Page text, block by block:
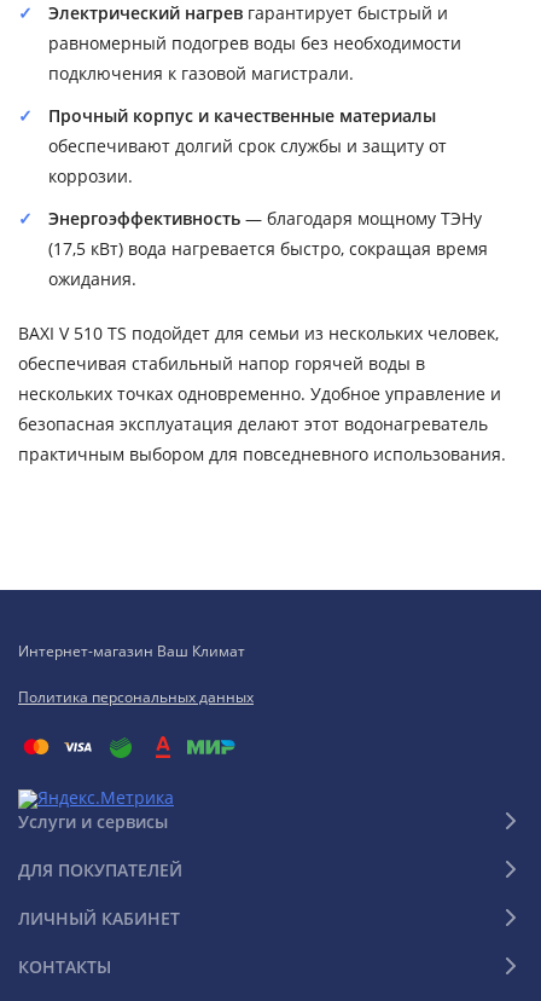
Электрический нагрев гарантирует быстрый и
равномерный подогрев воды без необходимости
подключения к газовой магистрали.
Прочный корпус и качественные материалы
обеспечивают долгий срок службы и защиту от
коррозии.
Энергоэффективность — благодаря мощному ТЭНу
(17,5 кВт) вода нагревается быстро, сокращая время
ожидания.
BAXI V 510 TS подойдет для семьи из нескольких человек,
обеспечивая стабильный напор горячей воды в
нескольких точках одновременно. Удобное управление и
безопасная эксплуатация делают этот водонагреватель
практичным выбором для повседневного использования.
Интернет-магазин Ваш Климат
Политика персональных данных
Услуги и сервисы
ДЛЯ ПОКУПАТЕЛЕЙ
ЛИЧНЫЙ КАБИНЕТ
КОНТАКТЫ